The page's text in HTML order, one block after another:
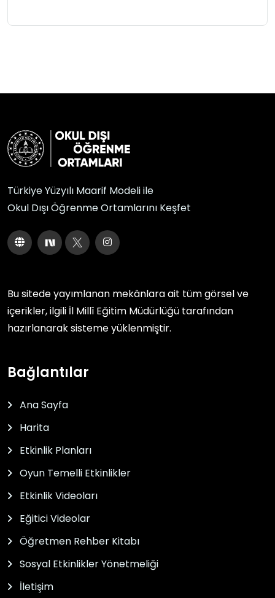
Türkiye Yüzyılı Maarif Modeli ile
Okul Dışı Öğrenme Ortamlarını Keşfet
Bu sitede yayımlanan mekânlara ait tüm görsel ve
içerikler, ilgili İl Millî Eğitim Müdürlüğü tarafından
hazırlanarak sisteme yüklenmiştir.
Bağlantılar
Ana Sayfa
Harita
Etkinlik Planları
Oyun Temelli Etkinlikler
Etkinlik Videoları
Eğitici Videolar
Öğretmen Rehber Kitabı
Sosyal Etkinlikler Yönetmeliği
İletişim